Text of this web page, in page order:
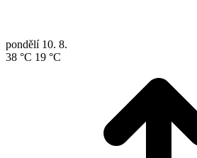
pondělí 10. 8.
38 °C 19 °C